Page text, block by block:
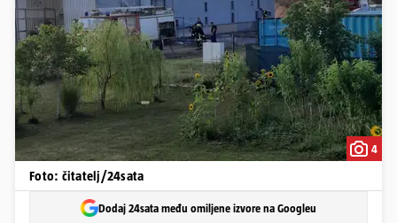
4
Foto: čitatelj/24sata
Dodaj 24sata među omiljene izvore na Googleu